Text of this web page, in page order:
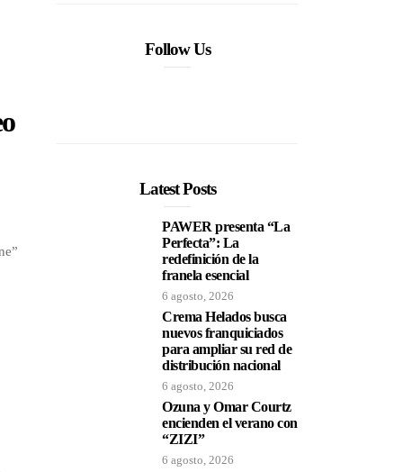
Follow Us
Latest Posts
PAWER presenta “La
Perfecta”: La
redefinición de la
franela esencial
6 agosto, 2026
Crema Helados busca
nuevos franquiciados
para ampliar su red de
distribución nacional
6 agosto, 2026
Ozuna y Omar Courtz
encienden el verano con
“ZIZI”
6 agosto, 2026